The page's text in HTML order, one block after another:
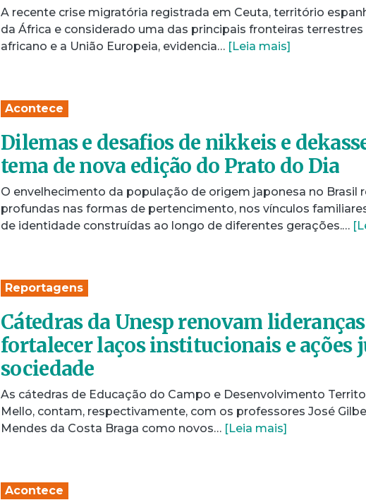
A recente crise migratória registrada em Ceuta, território
da África e considerado uma das principais fronteiras
africano e a União Europeia, evidencia… [Leia mais]
Acontece
Dilemas e desafios de nikkeis e
tema de nova edição do Prato do Dia
O envelhecimento da população de origem japonesa no Brasil
profundas nas formas de pertencimento, nos vínculos
de identidade construídas ao longo de diferentes gerações.…
Reportagens
Cátedras da Unesp renovam
fortalecer laços institucionais e ações
sociedade
As cátedras de Educação do Campo e Desenvolvimento
Mello, contam, respectivamente, com os professores José
Mendes da Costa Braga como novos… [Leia mais]
Acontece